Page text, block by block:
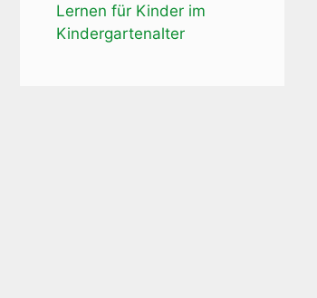
Lernen für Kinder im
Kindergartenalter